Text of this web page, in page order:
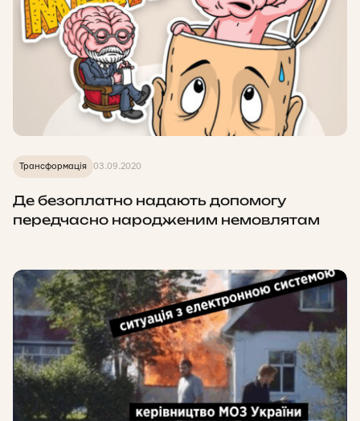
Трансформація 03.09.2020
Де безоплатно надають допомогу
передчасно народженим немовлятам